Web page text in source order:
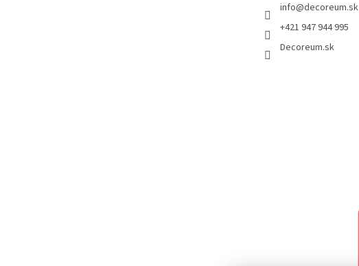
info@decoreum.sk
+421 947 944 995
Decoreum.sk